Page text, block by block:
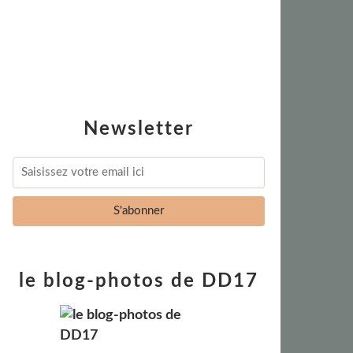
Newsletter
le blog-photos de DD17